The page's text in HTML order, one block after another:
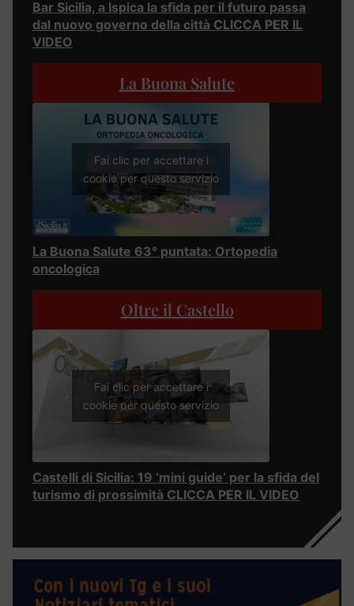
Bar Sicilia, a Ispica la sfida per il futuro passa
dal nuovo governo della città CLICCA PER IL
VIDEO
La Buona Salute
Fai clic per accettare i
cookie per questo servizio
La Buona Salute 63° puntata: Ortopedia
oncologica
Oltre il Castello
Fai clic per accettare i
cookie per questo servizio
Castelli di Sicilia: 19 ‘mini guide’ per la sfida del
turismo di prossimità CLICCA PER IL VIDEO